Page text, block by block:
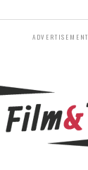
ADVERTISEMENT